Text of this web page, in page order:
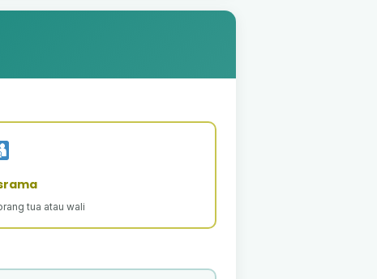
tua atau wali